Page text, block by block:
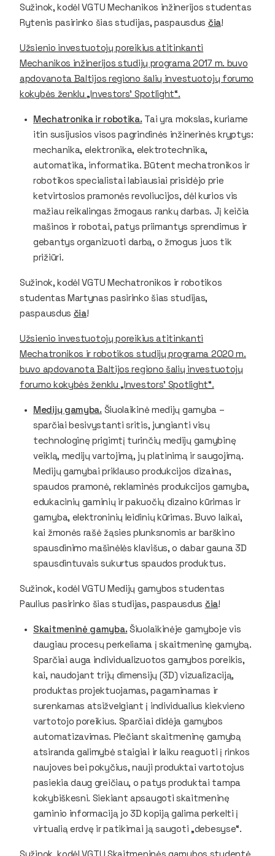
Sužinok, kodėl VGTU Mechanikos inžinerijos studentas
Rytenis pasirinko šias studijas, paspausdus čia!
Užsienio investuotojų poreikius atitinkanti
Mechanikos inžinerijos studijų programa 2017 m. buvo
apdovanota Baltijos regiono šalių investuotojų forumo
kokybės ženklu „Investorsʼ Spotlight“.
Mechatronika ir robotika. Tai yra mokslas, kuriame
itin susijusios visos pagrindinės inžinerinės kryptys:
mechanika, elektronika, elektrotechnika,
automatika, informatika. Būtent mechatronikos ir
robotikos specialistai labiausiai prisidėjo prie
ketvirtosios pramonės revoliucijos, dėl kurios vis
mažiau reikalingas žmogaus rankų darbas. Jį keičia
mašinos ir robotai, patys priimantys sprendimus ir
gebantys organizuoti darbą, o žmogus juos tik
prižiūri.
Sužinok, kodėl VGTU Mechatronikos ir robotikos
studentas Martynas pasirinko šias studijas,
paspausdus čia!
Užsienio investuotojų poreikius atitinkanti
Mechatronikos ir robotikos studijų programa 2020 m.
buvo apdovanota Baltijos regiono šalių investuotojų
forumo kokybės ženklu „Investorsʼ Spotlight“.
Medijų gamyba. Šiuolaikinė medijų gamyba –
sparčiai besivystanti sritis, jungianti visų
technologinę prigimtį turinčių medijų gamybinę
veiklą, medijų vartojimą, jų platinimą ir saugojimą.
Medijų gamybai priklauso produkcijos dizainas,
spaudos pramonė, reklaminės produkcijos gamyba,
edukacinių gaminių ir pakuočių dizaino kūrimas ir
gamyba, elektroninių leidinių kūrimas. Buvo laikai,
kai žmonės rašė žąsies plunksnomis ar barškino
spausdinimo mašinėlės klavišus, o dabar gauna 3D
spausdintuvais sukurtus spaudos produktus.
Sužinok, kodėl VGTU Medijų gamybos studentas
Paulius pasirinko šias studijas, paspausdus čia!
Skaitmeninė gamyba.Šiuolaikinėje gamyboje vis
daugiau procesų perkeliama į skaitmeninę gamybą.
Sparčiai auga individualizuotos gamybos poreikis,
kai, naudojant trijų dimensijų (3D) vizualizaciją,
produktas projektuojamas, pagaminamas ir
surenkamas atsižvelgiant į individualius kiekvieno
vartotojo poreikius. Sparčiai didėja gamybos
automatizavimas. Plečiant skaitmeninę gamybą
atsiranda galimybė staigiai ir laiku reaguoti į rinkos
naujoves bei pokyčius, nauji produktai vartotojus
pasiekia daug greičiau, o patys produktai tampa
kokybiškesni. Siekiant apsaugoti skaitmeninę
gaminio informaciją jo 3D kopiją galima perkelti į
virtualią erdvę ir patikimai ją saugoti „debesyse“.